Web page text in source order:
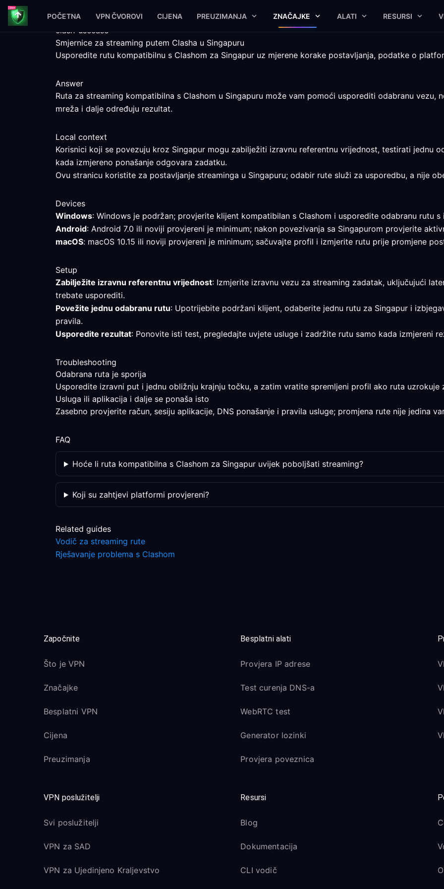
POČETNA VPN ČVOROVI CIJENA PREUZIMANJA ZNAČAJKE ALATI RESURSI
clash-usecase
Smjernice za streaming putem Clasha u Singapuru
Usporedite rutu kompatibilnu s Clashom za Singapur uz mjerene korake postavljanja, podatke o
Answer
Ruta za streaming kompatibilna s Clashom u Singapuru može vam pomoći usporediti odabranu vezu,
mreža i dalje određuju rezultat.
Local context
Korisnici koji se povezuju kroz Singapur mogu zabilježiti izravnu referentnu vrijednost, testirati jednu
kada izmjereno ponašanje odgovara zadatku.
Ovu stranicu koristite za postavljanje streaminga u Singapuru; odabir rute služi za usporedbu, a nije
Devices
Windows: Windows je podržan; provjerite klijent kompatibilan s Clashom i usporedite odabranu rutu s
Android: Android 7.0 ili noviji provjereni je minimum; nakon povezivanja sa Singapurom provjerite
macOS: macOS 10.15 ili noviji provjereni je minimum; sačuvajte profil i izmjerite rutu prije promjene
Setup
Zabilježite izravnu referentnu vrijednost: Izmjerite izravnu vezu za streaming zadatak, uključujući
trebate usporediti.
Povežite jednu odabranu rutu: Upotrijebite podržani klijent, odaberite jednu rutu za Singapur i
pravila.
Usporedite rezultat: Ponovite isti test, pregledajte uvjete usluge i zadržite rutu samo kada izmjereni
Troubleshooting
Odabrana ruta je sporija
Usporedite izravni put i jednu obližnju krajnju točku, a zatim vratite spremljeni profil ako ruta uzrokuje
Usluga ili aplikacija i dalje se ponaša isto
Zasebno provjerite račun, sesiju aplikacije, DNS ponašanje i pravila usluge; promjena rute nije jedina
FAQ
Hoće li ruta kompatibilna s Clashom za Singapur uvijek poboljšati streaming?
Koji su zahtjevi platformi provjereni?
Related guides
Vodič za streaming rute
Rješavanje problema s Clashom
Započnite
Što je VPN
Značajke
Besplatni VPN
Cijena
Preuzimanja
Besplatni alati
Provjera IP adrese
Test curenja DNS-a
WebRTC test
Generator lozinki
Provjera poveznica
VPN poslužitelji
Svi poslužitelji
VPN za SAD
VPN za Ujedinjeno Kraljevstvo
Resursi
Blog
Dokumentacija
CLI vodič